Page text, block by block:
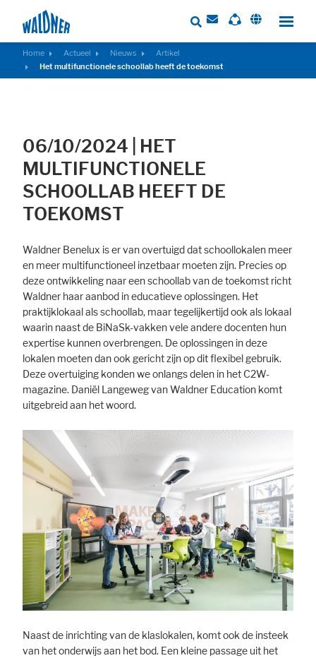
Home Actueel Nieuws
Artikel
Het multifunctionele schoollab heeft de toekomst
06/10/2024
HET
MULTIFUNCTIONELE
SCHOOLLAB HEEFT DE
TOEKOMST
Waldner Benelux is er van overtuigd dat schoollokalen meer
en meer multifunctioneel inzetbaar moeten zijn. Precies op
deze ontwikkeling naar een schoollab van de toekomst richt
Waldner haar aanbod in educatieve oplossingen. Het
praktijklokaal als schoollab, maar tegelijkertijd ook als lokaal
waarin naast de BiNaSk-vakken vele andere docenten hun
expertise kunnen overbrengen. De oplossingen in deze
lokalen moeten dan ook gericht zijn op dit flexibel gebruik.
Deze overtuiging konden we onlangs delen in het C2W-
magazine. Daniël Langeweg van Waldner Education komt
uitgebreid aan het woord.
Naast de inrichting van de klaslokalen, komt ook de insteek
van het onderwijs aan het bod. Een kleine passage uit het
Includes resources that make external content available on the website.
Such as YouTube, Instagram or similar providers.
Consent Information
Marketing
Statistic cookies anonymize your data and use it. These information will
help us to learn, how the users are using our website.